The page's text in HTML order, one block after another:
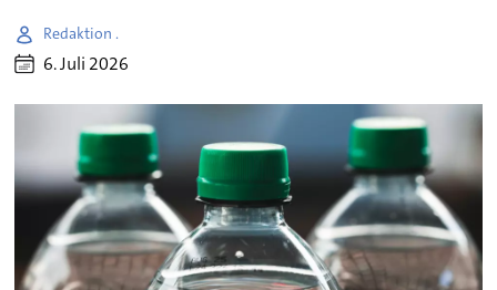
Redaktion .
6. Juli 2026